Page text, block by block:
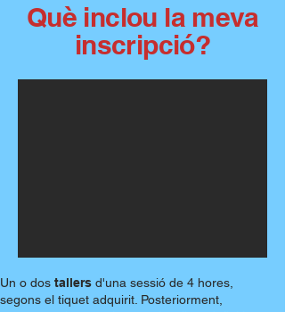
Què inclou la meva
inscripció?
Un o dos tallers d'una sessió de 4 hores,
segons el tiquet adquirit. Posteriorment,